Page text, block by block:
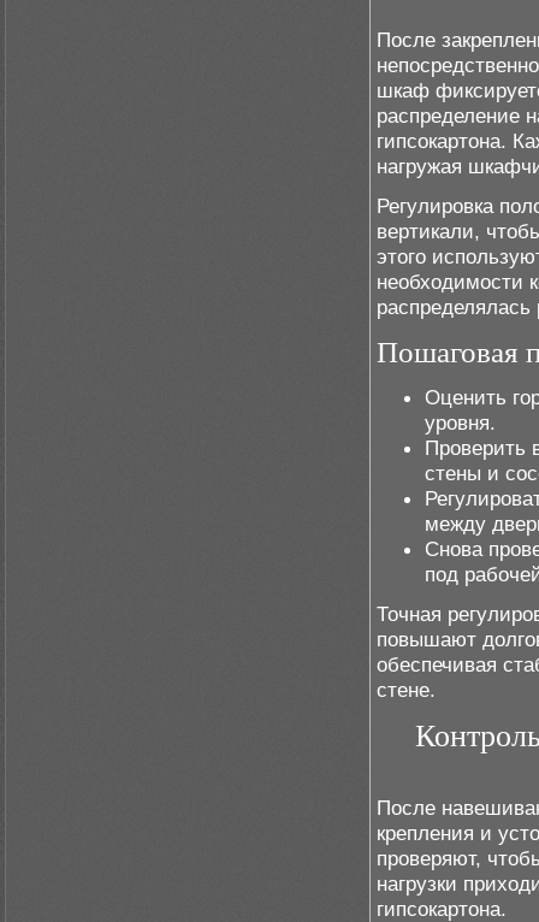
После
шкаф
распределение
гипсокартона.
нагружая
Регулировка
вертикали,
этого
необходимости
распределялась
Пошаговая
Оценить
уровня.
Проверить
стены и
между
Снова
под
Точная
повышают
обеспечивая
стене.
После
крепления и
проверяют,
нагрузки
гипсокартона.